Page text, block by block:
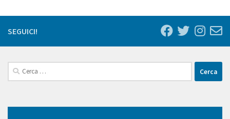
SEGUICI!
Ricerca
per: